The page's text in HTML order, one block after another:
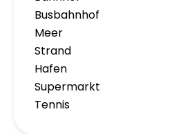
Busbahnhof
Meer
Strand
Hafen
Supermarkt
Tennis